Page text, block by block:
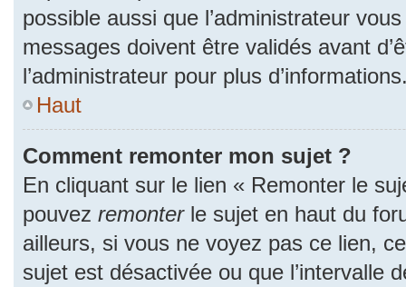
possible aussi que l’administrateur
messages doivent être validés avant
l’administrateur pour plus
Haut
Comment remonter mon sujet ?
En cliquant sur le lien « Remonter le
pouvez remonterle sujet en haut du
ailleurs, si vous ne voyez pas ce lien,
sujet est désactivée ou que l’intervalle